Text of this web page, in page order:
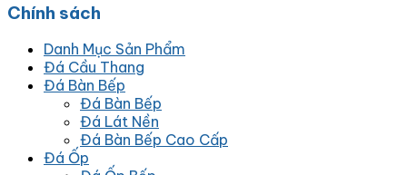
Chính sách
Danh Mục Sản Phẩm
Đá Cầu Thang
Đá Bàn Bếp
Đá Bàn Bếp
Đá Lát Nền
Đá Bàn Bếp Cao Cấp
Đá Ốp